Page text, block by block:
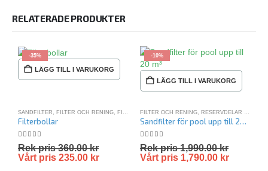
RELATERADE PRODUKTER
-35%
LÄGG TILL I VARUKORG
SANDFILTER FILTER OCH RENING FILTERBOLLAR ,FYNDHÖRNAN , SANDFILTER PAKET
Filterbollar
0out of 5
Rek pris360.00kr
Vårt pris 235.00 kr
-10%
LÄGG TILL I VARUKORG
FILTER OCH RENING RESERVDELAR SANDFILTER SWIM & FUN
Sandfilter för pool upp till 20 m³
0out of 5
Rek pris1,990.00kr
Vårt pris 1,790.00 kr